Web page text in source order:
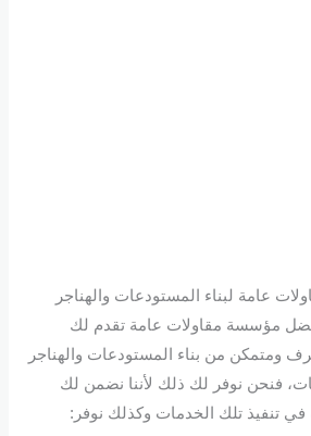
عامة لبناء المستودعات والهناجر
مؤسسة مقاولات عامة تقدم لك
ومتمكن من بناء المستودعات والهناجر
فنحن نوفر لك ذلك لأننا نضمن لك
في تنفيذ تلك الخدمات وكذلك نوفر: